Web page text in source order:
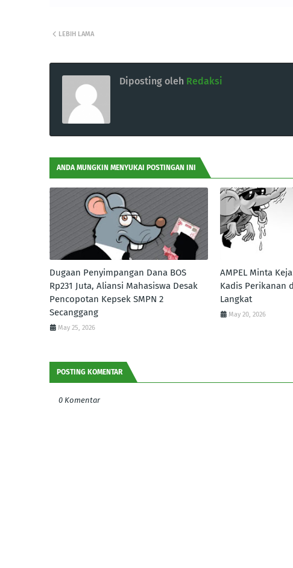
LEBIH LAMA
Diposting oleh Redaksi
ANDA MUNGKIN MENYUKAI POSTINGAN INI
Dugaan Penyimpangan Dana BOS
Rp231 Juta, Aliansi Mahasiswa Desak
Pencopotan Kepsek SMPN 2
Secanggang
May 25, 2026
AMPEL Minta
Kadis Perikanan
Langkat
May 20, 2026
POSTING KOMENTAR
0 Komentar